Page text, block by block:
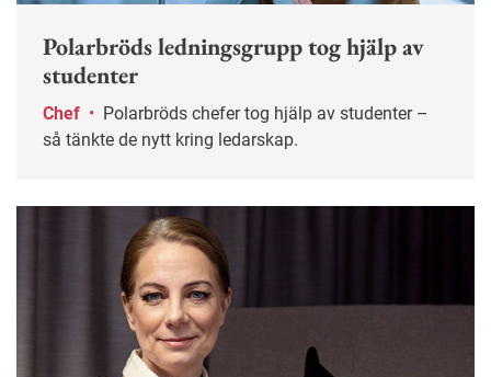
Polarbröds ledningsgrupp tog hjälp av
studenter
Chef •
så tänkte de nytt kring ledarskap.